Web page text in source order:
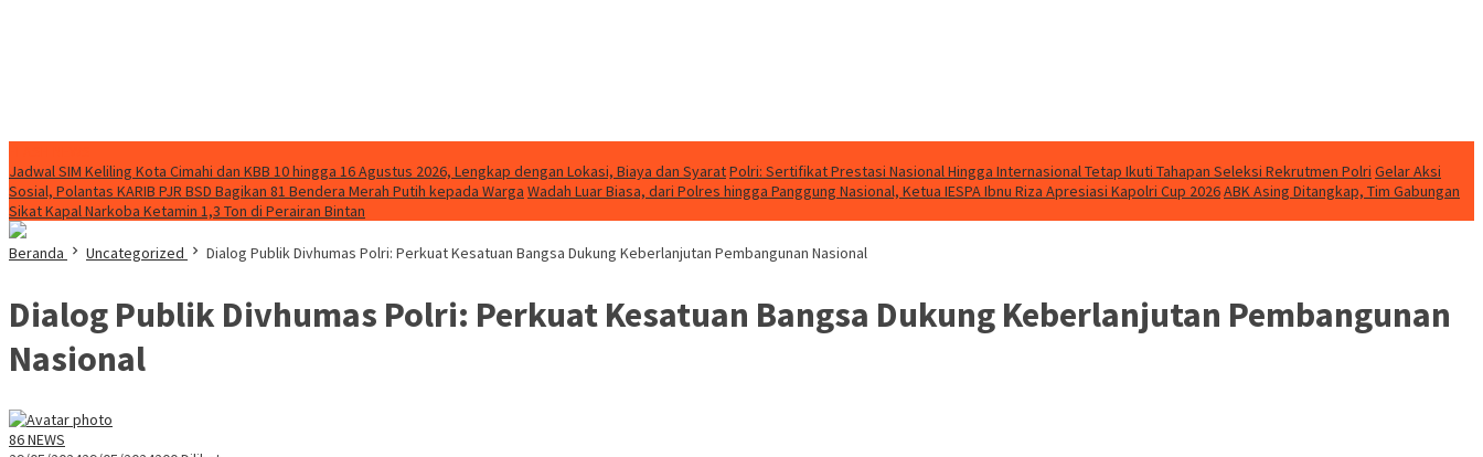
Jadwal SIM Keliling Kota Cimahi dan KBB 10 hingga 16 Agustus 2026, Lengkap dengan Lokasi, Biaya dan SyaratPolri: Sertifikat Prestasi Nasional Hingga Internasional Tetap Ikuti Tahapan Seleksi Rekrutmen Polri Gelar Aksi
Sosial, Polantas KARIB PJR BSD Bagikan 81 Bendera Merah Putih kepada Warga Wadah Luar Biasa, dari Polres hingga Panggung Nasional, Ketua IESPA Ibnu Riza Apresiasi Kapolri Cup 2026ABK Asing Ditangkap, Tim Gabungan
Sikat Kapal Narkoba Ketamin 1,3 Ton di Perairan Bintan
Beranda Uncategorized Dialog Publik Divhumas Polri: Perkuat Kesatuan Bangsa Dukung Keberlanjutan Pembangunan Nasional
Dialog Publik Divhumas Polri: Perkuat Kesatuan Bangsa Dukung Keberlanjutan Pembangunan
Nasional
86 NEWS